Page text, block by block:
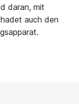
daran, mit
auch den